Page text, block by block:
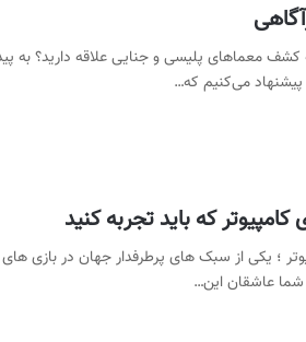
کشف معماهای پلیسی و جنایی علاقه دارید؟ به
می‌کنیم که…
که باید تجربه کنید
؛ یکی از سبک های پرطرفدار جهان در بازی
شما عاشقان این…